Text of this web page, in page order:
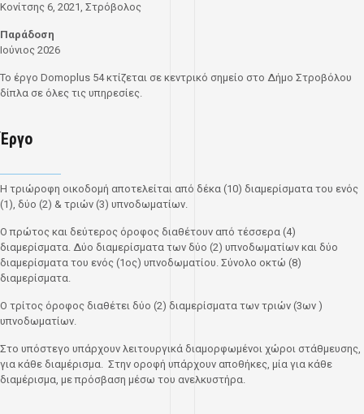
Κονίτσης 6, 2021, Στρόβολος
Παράδοση
Ιούνιος 2026
Το έργο Domoplus 54 κτίζεται σε κεντρικό σημείο στο Δήμο Στροβόλου
δίπλα σε όλες τις υπηρεσίες.
Έργο
Η τριώροφη οικοδομή αποτελείται από δέκα (10) διαμερίσματα του ενός
(1), δύο (2) & τριών (3) υπνοδωματίων.
Ο πρώτος και δεύτερος όροφος διαθέτουν από τέσσερα (4)
διαμερίσματα. Δύο διαμερίσματα των δύο (2) υπνοδωματίων και δύο
διαμερίσματα του ενός (1ος) υπνοδωματίου. Σύνολο οκτώ (8)
διαμερίσματα.
Ο τρίτος όροφος διαθέτει δύο (2) διαμερίσματα των τριών (3ων )
υπνοδωματίων.
Στο υπόστεγο υπάρχουν λειτουργικά διαμορφωμένοι χώροι στάθμευσης,
για κάθε διαμέρισμα. Στην οροφή υπάρχουν αποθήκες, μία για κάθε
διαμέρισμα, με πρόσβαση μέσω του ανελκυστήρα.